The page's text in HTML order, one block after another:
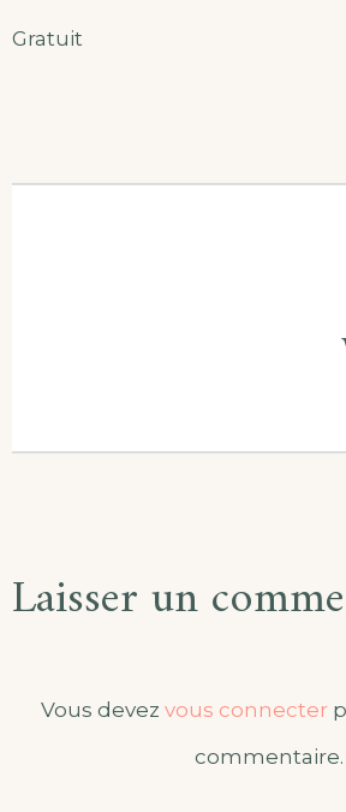
Gratuit
l’article
Laisser un
Vous devez vous connecter
commentaire.